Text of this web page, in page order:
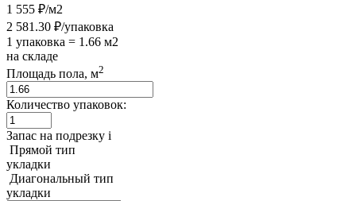
1 555 ₽/м2
2 581.30 ₽/упаковка
1 упаковка = 1.66 м2
на складе
Площадь пола, м2
Количество упаковок:
Запас на подрезку i
Прямой тип
укладки
Диагональный тип
укладки